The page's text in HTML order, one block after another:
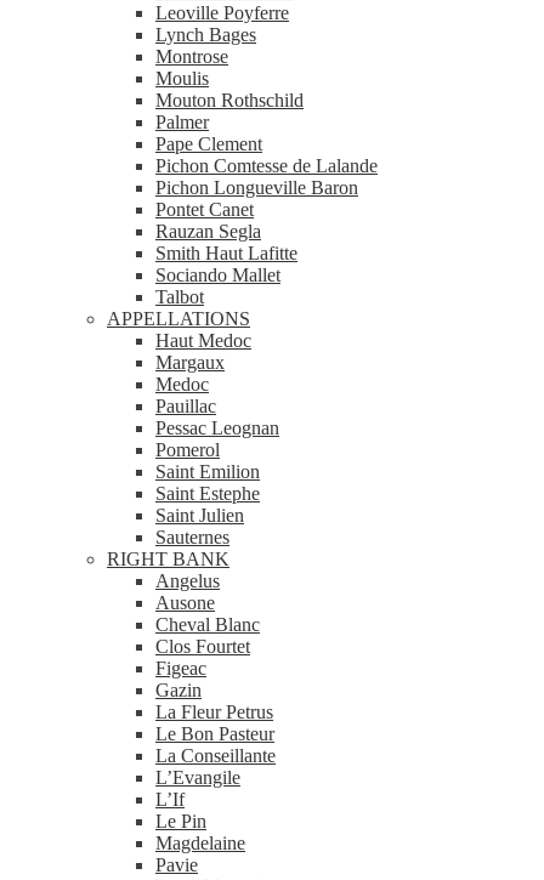
Leoville Poyferre
Lynch Bages
Montrose
Moulis
Mouton Rothschild
Palmer
Pape Clement
Pichon Comtesse de Lalande
Pichon Longueville Baron
Pontet Canet
Rauzan Segla
Smith Haut Lafitte
Sociando Mallet
Talbot
APPELLATIONS
Haut Medoc
Margaux
Medoc
Pauillac
Pessac Leognan
Pomerol
Saint Emilion
Saint Estephe
Saint Julien
Sauternes
RIGHT BANK
Angelus
Ausone
Cheval Blanc
Clos Fourtet
Figeac
Gazin
La Fleur Petrus
Le Bon Pasteur
La Conseillante
L’Evangile
L’If
Le Pin
Magdelaine
Pavie